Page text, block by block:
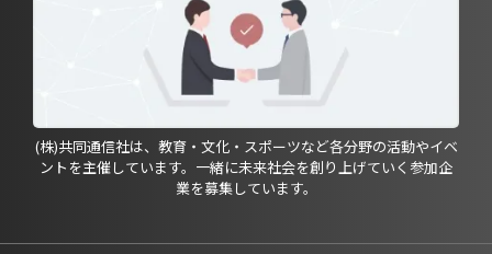
(株)共同通信社は、教育・文化・スポーツなど各分野の活動やイベ
ントを主催しています。一緒に未来社会を創り上げていく参加企
業を募集しています。